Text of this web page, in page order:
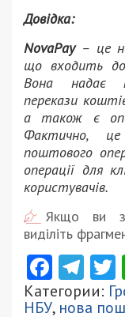
Довідка:
NovaPay– це
що входить до
Вона надає
перекази
а також є
Фактично, це
поштового
операції для
користувачів.
Якщо ви
виділіть
Категории:
НБУ, нова